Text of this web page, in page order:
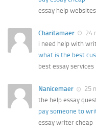
essay help websites
Charitamaer
24
i need help with
what is the best
best essay services
Nanicemaer
25
the help essay
pay someone to
essay writer cheap